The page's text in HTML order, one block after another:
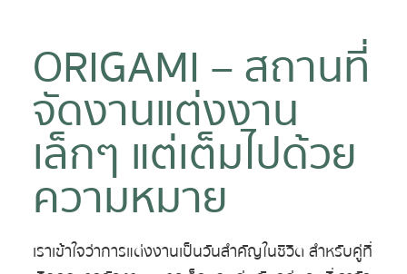
ORIGAMI – สถานที่
จัดงานแต่งงาน
เล็กๆ แต่เต็มไปด้วย
ความหมาย
เราเข้าใจว่าการแต่งงานเป็นวันสำคัญในชีวิต สำหรับคู่ที่